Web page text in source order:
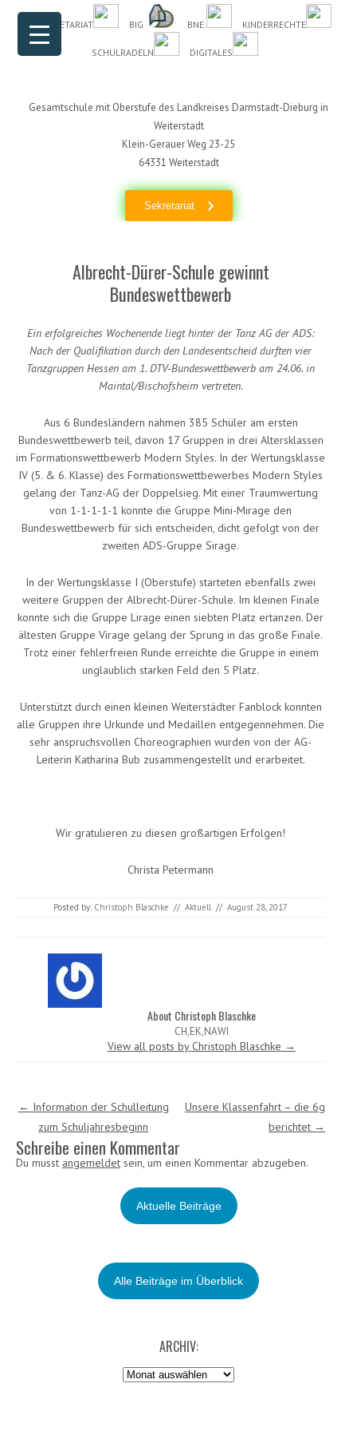
DAS SEKRETARIAT
BIG BNE KINDERRECHTE
SCHULRADELN DIGITALES
Gesamtschule mit Oberstufe des Landkreises Darmstadt-Dieburg in
Weiterstadt
Klein-Gerauer Weg 23-25
64331 Weiterstadt
Sekretariat
Albrecht-Dürer-Schule gewinnt
Bundeswettbewerb
Ein erfolgreiches Wochenende liegt hinter der Tanz AG der ADS:
Nach der Qualifikation durch den Landesentscheid durften vier
Tanzgruppen Hessen am 1. DTV-Bundeswettbewerb am 24.06. in
Maintal/Bischofsheim vertreten.
Aus 6 Bundesländern nahmen 385 Schüler am ersten
Bundeswettbewerb teil, davon 17 Gruppen in drei Altersklassen
im Formationswettbewerb Modern Styles. In der Wertungsklasse
IV (5. & 6. Klasse) des Formationswettbewerbes Modern Styles
gelang der Tanz-AG der Doppelsieg. Mit einer Traumwertung
von 1-1-1-1-1 konnte die Gruppe Mini-Mirage den
Bundeswettbewerb für sich entscheiden, dicht gefolgt von der
zweiten ADS-Gruppe Sirage.
In der Wertungsklasse I (Oberstufe) starteten ebenfalls zwei
weitere Gruppen der Albrecht-Dürer-Schule. Im kleinen Finale
konnte sich die Gruppe Lirage einen siebten Platz ertanzen. Der
ältesten Gruppe Virage gelang der Sprung in das große Finale.
Trotz einer fehlerfreien Runde erreichte die Gruppe in einem
unglaublich starken Feld den 5 Platz.
Unterstützt durch einen kleinen Weiterstädter Fanblock konnten
alle Gruppen ihre Urkunde und Medaillen entgegennehmen. Die
sehr anspruchsvollen Choreographien wurden von der AG-
Leiterin Katharina Bub zusammengestellt und erarbeitet.
Wir gratulieren zu diesen großartigen Erfolgen!
Christa Petermann
Posted by: Christoph Blaschke // Aktuell // August 28, 2017
About Christoph Blaschke
CH,EK,NAWI
View all posts by Christoph Blaschke →
Post navigation
← Information der Schulleitung
zum Schuljahresbeginn
Unsere Klassenfahrt – die 6g
berichtet →
Schreibe einen Kommentar
Du musst angemeldet sein, um einen Kommentar abzugeben.
Aktuelle Beiträge
Alle Beiträge im Überblick
ARCHIV:
Archiv: